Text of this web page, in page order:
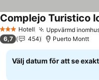
3 StjärnorHotell Uppvärmd
Complejo Turistico
6,7 454 Puerto Montt
Välj datum för att se